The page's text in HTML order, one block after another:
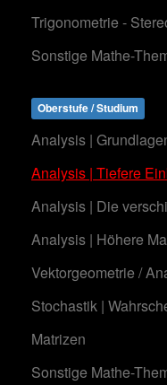
Trigonometrie -
Sonstige Mathe-
Oberstufe / Studium
Analysis |
Analysis | Tiefere
Analysis | Die
Analysis | Höhere
Vektorgeometrie /
Stochastik |
Matrizen
Sonstige Mathe-